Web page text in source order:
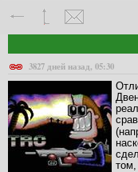
3827 дней назад, 05:30
том,